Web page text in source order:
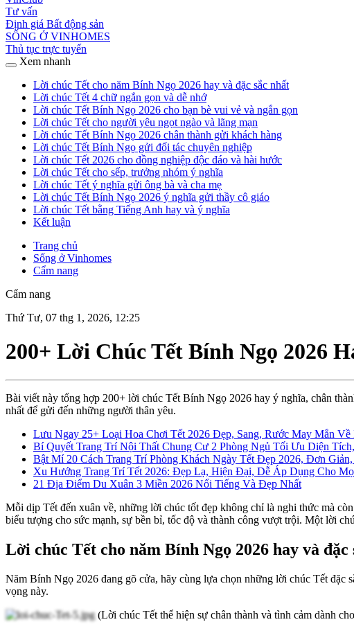
Tư vấn
Định giá Bất động sản
SỐNG Ở VINHOMES
Thủ tục trực tuyến
Xem nhanh
Lời chúc Tết cho năm Bính Ngọ 2026 hay và đặc sắc nhất
Lời chúc Tết 4 chữ ngắn gọn và dễ nhớ
Lời chúc Tết Bính Ngọ 2026 cho bạn bè vui vẻ và ngắn gọn
Lời chúc Tết cho người yêu ngọt ngào và lãng mạn
Lời chúc Tết Bính Ngọ 2026 chân thành gửi khách hàng
Lời chúc Tết Bính Ngọ gửi đối tác chuyên nghiệp
Lời chúc Tết 2026 cho đồng nghiệp độc đáo và hài hước
Lời chúc Tết cho sếp, trưởng nhóm ý nghĩa
Lời chúc Tết ý nghĩa gửi ông bà và cha mẹ
Lời chúc Tết Bính Ngọ 2026 ý nghĩa gửi thầy cô giáo
Lời chúc Tết bằng Tiếng Anh hay và ý nghĩa
Kết luận
Trang chủ
Sống ở Vinhomes
Cẩm nang
Cẩm nang
Thứ Tư, 07 thg 1, 2026, 12:25
200+ Lời Chúc Tết Bính Ngọ 2026
Bài viết này tổng hợp 200+ lời chúc Tết Bính Ngọ 2026 hay ý nghĩa, chân
nhất để gửi đến những người thân yêu.
Lưu Ngay 25+ Loại Hoa Chơi Tết 2026 Đẹp, Sang, Rước May Mắn Về
Bí Quyết Trang Trí Nội Thất Chung Cư 2 Phòng Ngủ Tối Ưu Diện
Bật Mí 20 Cách Trang Trí Phòng Khách Ngày Tết Đẹp 2026, Đơn
Xu Hướng Trang Trí Tết 2026: Đẹp Lạ, Hiện Đại, Dễ Áp Dụng Cho
21 Địa Điểm Du Xuân 3 Miền 2026 Nổi Tiếng Và Đẹp Nhất
Mỗi dịp Tết đến xuân về, những lời chúc tốt đẹp không chỉ là nghi thức mà
biểu tượng cho sức mạnh, sự bền bỉ, tốc độ và thành công vượt trội. Một lời
Lời chúc Tết cho năm Bính Ngọ 2026 hay và đặc
Năm Bính Ngọ 2026 đang gõ cửa, hãy cùng lựa chọn những lời chúc Tết đặc
vọng này.
(Lời chúc Tết thể hiện sự chân thành và tình cảm dành